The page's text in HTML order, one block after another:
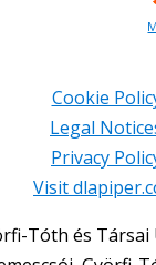
Cookie
Legal
Privacy
Visit
Tóth és